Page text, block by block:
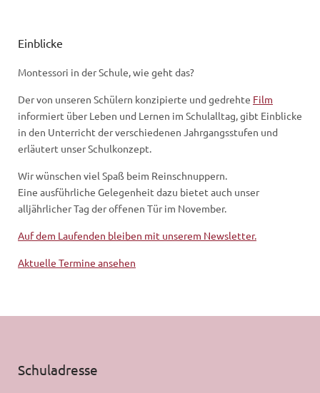
Einblicke
Montessori in der Schule, wie geht das?
Der von unseren Schülern konzipierte und gedrehte Film
informiert über Leben und Lernen im Schulalltag, gibt Einblicke
in den Unterricht der verschiedenen Jahrgangsstufen und
erläutert unser Schulkonzept.
Wir wünschen viel Spaß beim Reinschnuppern.
Eine ausführliche Gelegenheit dazu bietet auch unser
alljährlicher Tag der offenen Tür im November.
Auf dem Laufenden bleiben mit unserem Newsletter.
Aktuelle Termine ansehen
Schuladresse